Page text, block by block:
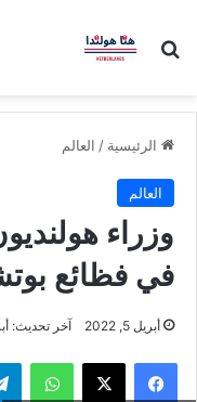
بحث عن
الرئيسية / العالم
العالم
وزراء
في فظائع
أبريل 5, 2022 آخر تحديث: أبريل
فيسبوك ‫X